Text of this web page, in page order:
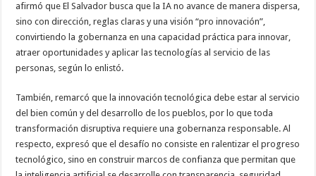
afirmó que El Salvador busca que la IA no avance de manera dispersa,
sino con dirección, reglas claras y una visión “pro innovación”,
convirtiendo la gobernanza en una capacidad práctica para innovar,
atraer oportunidades y aplicar las tecnologías al servicio de las
personas, según lo enlistó.
También, remarcó que la innovación tecnológica debe estar al servicio
del bien común y del desarrollo de los pueblos, por lo que toda
transformación disruptiva requiere una gobernanza responsable. Al
respecto, expresó que el desafío no consiste en ralentizar el progreso
tecnológico, sino en construir marcos de confianza que permitan que